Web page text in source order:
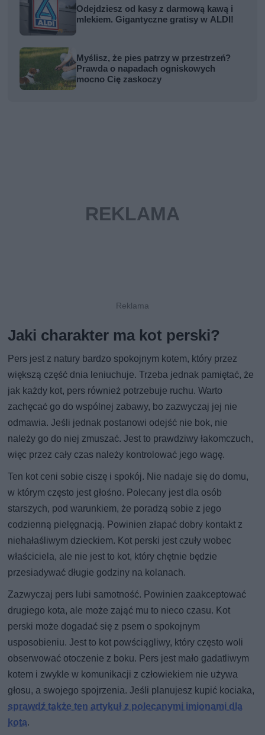
Odejdziesz od kasy z darmową kawą i
mlekiem. Gigantyczne gratisy w ALDI!
Myślisz, że pies patrzy w przestrzeń?
Prawda o napadach ogniskowych
mocno Cię zaskoczy
Jaki charakter ma kot perski?
Pers jest z natury bardzo spokojnym kotem, który przez
większą część dnia leniuchuje. Trzeba jednak pamiętać, że
jak każdy kot, pers również potrzebuje ruchu. Warto
zachęcać go do wspólnej zabawy, bo zazwyczaj jej nie
odmawia. Jeśli jednak postanowi odejść nie bok, nie
należy go do niej zmuszać. Jest to prawdziwy łakomczuch,
więc przez cały czas należy kontrolować jego wagę.
Ten kot ceni sobie ciszę i spokój. Nie nadaje się do domu,
w którym często jest głośno. Polecany jest dla osób
starszych, pod warunkiem, że poradzą sobie z jego
codzienną pielęgnacją. Powinien złapać dobry kontakt z
niehałaśliwym dzieckiem. Kot perski jest czuły wobec
właściciela, ale nie jest to kot, który chętnie będzie
przesiadywać długie godziny na kolanach.
Zazwyczaj pers lubi samotność. Powinien zaakceptować
drugiego kota, ale może zająć mu to nieco czasu. Kot
perski może dogadać się z psem o spokojnym
usposobieniu. Jest to kot powściągliwy, który często woli
obserwować otoczenie z boku. Pers jest mało gadatliwym
kotem i zwykle w komunikacji z człowiekiem nie używa
głosu, a swojego spojrzenia. Jeśli planujesz kupić kociaka,
sprawdź także ten artykuł z polecanymi imionami dla
kota.